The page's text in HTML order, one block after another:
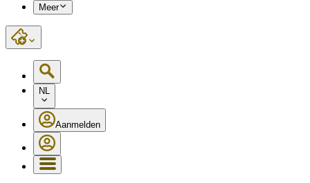
Meer
NL
Aanmelden